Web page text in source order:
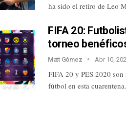
ha sido el retiro de Leo
FIFA 20:
torneo
Matt Gómez Abr 10,
FIFA 20 y PES 2020
fútbol en esta